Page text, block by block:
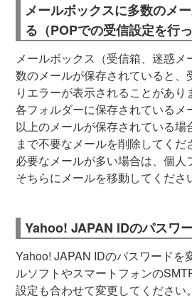
メールボックスに多数のメ
る（POPでの受信設定を行
メールボックス（受信箱、迷惑メ
数のメールが保存されていると、
りエラーが表示されることがあり
各フォルダーに保存されているメ
以上のメールが保存されている場
まで不要なメールを削除してくだ
必要なメールが多い場合は、個人
そちらにメールを移動してくださ
Yahoo! JAPAN IDのパスワ
Yahoo! JAPAN IDのパスワードを
ルソフトやスマートフォンの
設定も合わせて変更してください